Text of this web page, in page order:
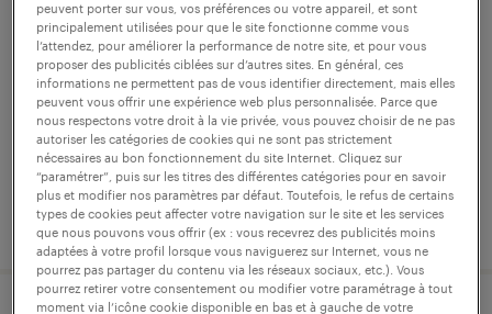
arrière (f/h)
paris, paris
intérim
28 000 € par année
publié le 15 juin 2026
peuvent porter sur vous, vos préférences ou votre appareil, et sont
principalement utilisées pour que le site fonctionne comme vous
l’attendez, pour améliorer la performance de notre site, et pour vous
proposer des publicités ciblées sur d’autres sites. En général, ces
informations ne permettent pas de vous identifier directement, mais elles
peuvent vous offrir une expérience web plus personnalisée. Parce que
nous respectons votre droit à la vie privée, vous pouvez choisir de ne pas
autoriser les catégories de cookies qui ne sont pas strictement
nécessaires au bon fonctionnement du site Internet. Cliquez sur
“paramétrer”, puis sur les titres des différentes catégories pour en savoir
plus et modifier nos paramètres par défaut. Toutefois, le refus de certains
types de cookies peut affecter votre navigation sur le site et les services
que nous pouvons vous offrir (ex : vous recevrez des publicités moins
adaptées à votre profil lorsque vous naviguerez sur Internet, vous ne
pourrez pas partager du contenu via les réseaux sociaux, etc.). Vous
pourrez retirer votre consentement ou modifier votre paramétrage à tout
moment via l’icône cookie disponible en bas et à gauche de votre